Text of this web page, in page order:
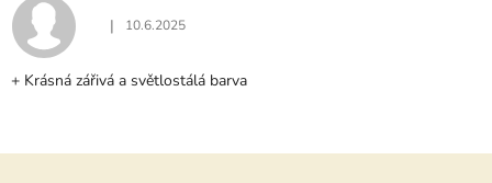
C
E
Í
Hodnocení produktu je 5 z 5 hvězdiček.
| 10.6.2025
+ Krásná zářivá a světlostálá barva